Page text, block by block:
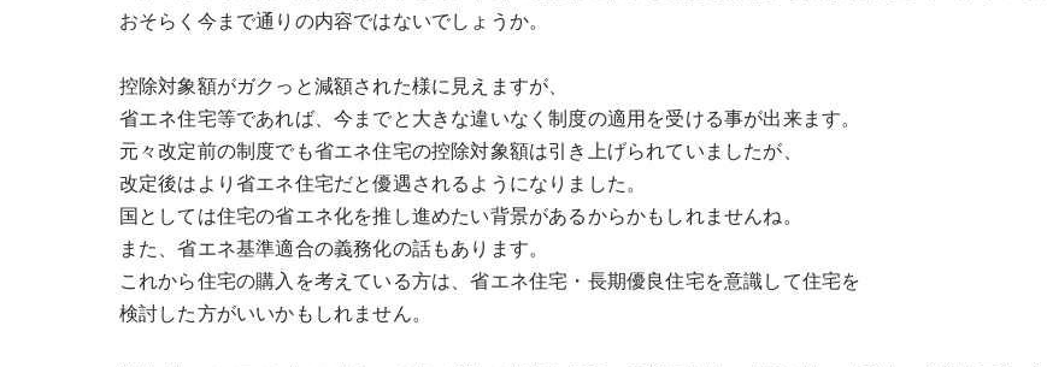
おそらく今まで通りの内容ではないでしょうか。
控除対象額がガクっと減額された様に見えますが、
省エネ住宅等であれば、今までと大きな違いなく制度の適用を受ける事が出来ます。
元々改定前の制度でも省エネ住宅の控除対象額は引き上げられていましたが、
改定後はより省エネ住宅だと優遇されるようになりました。
国としては住宅の省エネ化を推し進めたい背景があるからかもしれませんね。
また、省エネ基準適合の義務化の話もあります。
これから住宅の購入を考えている方は、省エネ住宅・長期優良住宅を意識して住宅を
検討した方がいいかもしれません。